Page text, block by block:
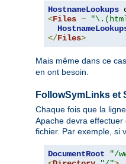
HostnameLookups
<Files ~
</Files>
Mais même dans ce
en ont besoin.
FollowSymLinks et
Chaque fois que la ligne
Apache devra
fichier. Par exemple, si
DocumentRoot
"/